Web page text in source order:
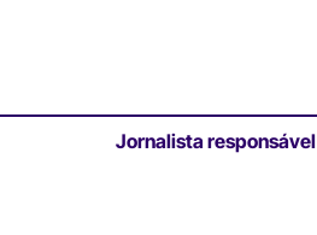
Jornalista responsável